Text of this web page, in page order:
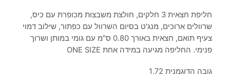
חליפת חצאית 3 חלקים, חולצת משבצות מכופרת עם כיס,
שרוולים ארוכים, מנג'ט בסיום השרוול עם כפתור, שילוב דמוי
צעיף תואם, חצאית באורך 0.80 ס"מ עם גומי במותן ושרוך
פנימי. החליפה מגיעה במידה אחת ONE SIZE
גובה הדוגמנית 1.72